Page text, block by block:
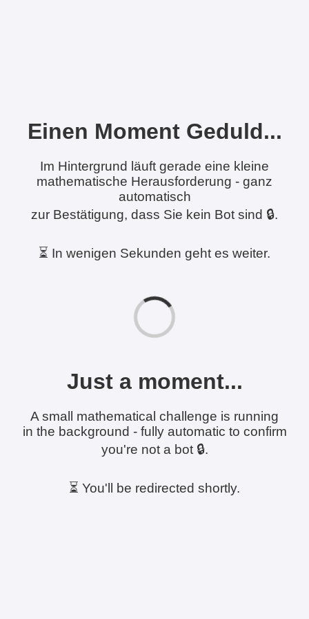
Einen Moment Geduld...
Im Hintergrund läuft gerade eine kleine
mathematische Herausforderung - ganz
automatisch
zur Bestätigung, dass Sie kein Bot sind 🔒.
⏳ In wenigen Sekunden geht es weiter.
Just a moment...
A small mathematical challenge is running
in the background - fully automatic to confirm
you're not a bot 🔒.
⏳ You'll be redirected shortly.